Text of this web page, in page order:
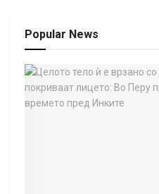
Popular News